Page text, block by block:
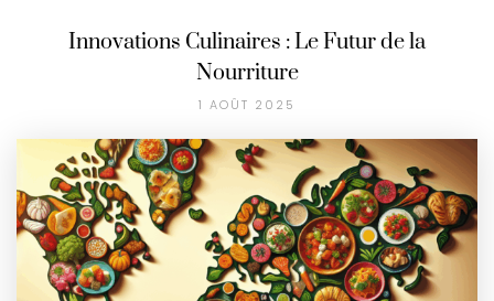
Innovations Culinaires : Le Futur de la
Nourriture
1 AOÛT 2025